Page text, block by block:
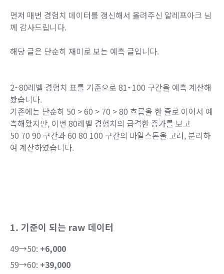
먼저 매번 경험치 데이터를 갱신해서 올려주신 알레프아크 님
께 감사드립니다.
해당 글은 단순히 재미로 보는 예측 글입니다.
2~80레벨 경험치 표를 기준으로 81~100 구간을 예측 계산해
봤습니다.
기존에는 단순히 50 > 60 > 70 > 80 흐름을 한 줄로 이어서 예
측해왔지만, 이번 80레벨 경험치의 급격한 증가를 보고
50 70 90 구간과 60 80 100 구간의 마일스톤을 고려, 분리하
여 계산하였습니다.
1. 기준이 되는 raw 데이터
49→50: +6,000
59→60: +39,000